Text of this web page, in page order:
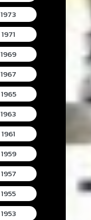
1973
1971
1969
1967
1965
1963
1961
1959
1957
1955
1953